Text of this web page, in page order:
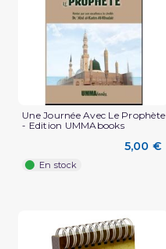
Une Journée Avec Le Prophète
- Edition UMMAbooks
5,00 €
En stock